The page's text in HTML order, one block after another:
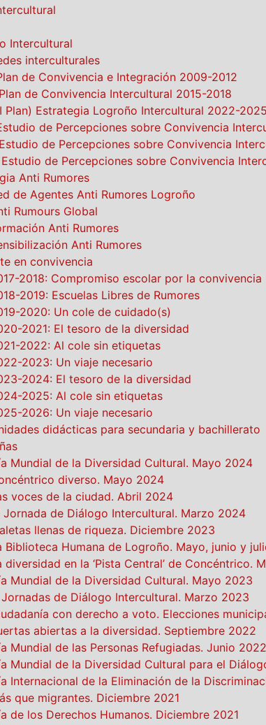
Intercultural
interculturales
de Convivencia e Integración 2009-2012
de Convivencia Intercultural 2015-2018
Plan) Estrategia Logroño Intercultural 2022-2025
de Percepciones sobre Convivencia
de Percepciones sobre Convivencia
Estudio de Percepciones sobre Convivencia
Anti Rumores
de Agentes Anti Rumores Logroño
Rumours Global
Anti Rumores
Anti Rumores
en convivencia
2018: Compromiso escolar por la convivencia
2019: Escuelas Libres de Rumores
2020: Un cole de cuidado(s)
2021: El tesoro de la diversidad
2022: Al cole sin etiquetas
2023: Un viaje necesario
2024: El tesoro de la diversidad
2025: Al cole sin etiquetas
2026: Un viaje necesario
didácticas para secundaria y bachillerato
Mundial de la Diversidad Cultural. Mayo 2024
diverso. Mayo 2024
voces de la ciudad. Abril 2024
Jornada de Diálogo Intercultural. Marzo 2024
llenas de riqueza. Diciembre 2023
Biblioteca Humana de Logroño. Mayo, junio y
diversidad en la ‘Pista Central’ de Concéntrico.
Mundial de la Diversidad Cultural. Mayo 2023
Jornadas de Diálogo Intercultural. Marzo 2023
con derecho a voto. Elecciones
abiertas a la diversidad. Septiembre 2022
Mundial de las Personas Refugiadas. Junio 2022
Mundial de la Diversidad Cultural para el
Internacional de la Eliminación de la
que migrantes. Diciembre 2021
de los Derechos Humanos. Diciembre 2021